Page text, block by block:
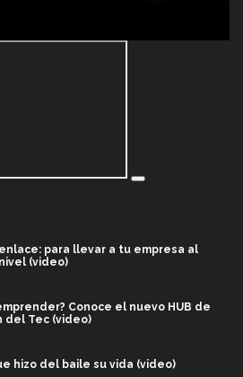
para llevar a tu empresa al
(video)
Conoce el nuevo HUB de
del Tec (video)
hizo del baile su vida (video)